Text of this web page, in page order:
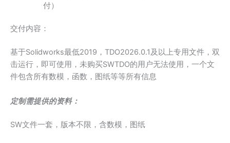
付）
交付内容：
基于Solidworks最低2019，TDO2026.0.1及以上专用文件，双
击运行，即可使用，未购买SWTDO的用户无法使用，一个文
件包含所有数模，函数，图纸等等所有信息
定制需提供的资料：
SW文件一套，版本不限，含数模，图纸